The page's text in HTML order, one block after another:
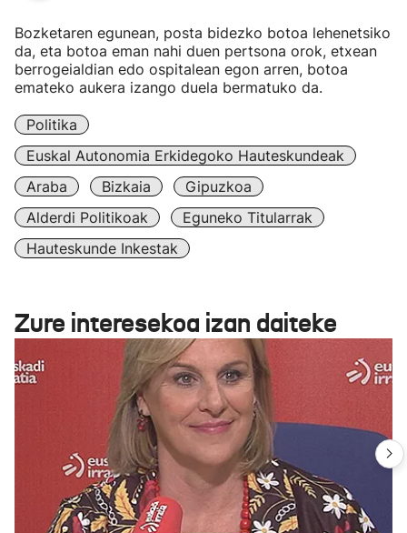
Bozketaren egunean, posta bidezko botoa lehenetsiko
da, eta botoa eman nahi duen pertsona orok, etxean
berrogeialdian edo ospitalean egon arren, botoa
emateko aukera izango duela bermatuko da.
Politika
Euskal Autonomia Erkidegoko Hauteskundeak
Araba
Bizkaia
Gipuzkoa
Alderdi Politikoak
Eguneko Titularrak
Hauteskunde Inkestak
Zure interesekoa izan daiteke